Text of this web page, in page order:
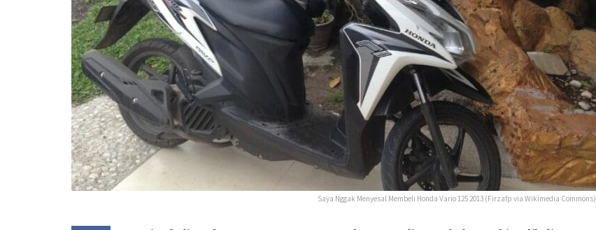
Saya Nggak Menyesal Membeli Honda Vario 125 2013 (Firzafp via Wikimedia Commons)